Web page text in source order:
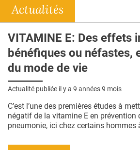
DOSSIERS
RÉSEAUX
E-REVUE SAD
L'APP
PUBLICITÉ
Actualités
VITAMINE E: Des effets
bénéfiques ou néfastes,
du mode de vie
Actualité publiée il y a 9 années 9 mois
C’est l’une des premières études à
négatif de la vitamine E en prévention
pneumonie, ici chez certains hommes